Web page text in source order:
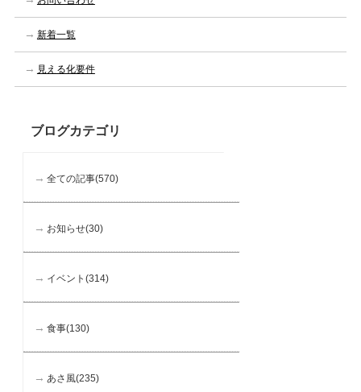
新着一覧
見える化要件
ブログカテゴリ
全ての記事(570)
お知らせ(30)
イベント(314)
食事(130)
あさ風(235)